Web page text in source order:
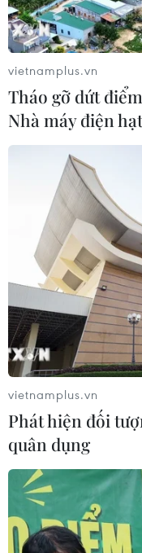
7 thủ thuật
cho khuôn mặt
06/09/2017 07:42
Bằng cách kết hợp
tóc và phối hợp phụ
cân đối, hài hòa
vietnamplus.vn
Tháo gỡ dứt
Nhà máy điện
vietnamplus.vn
Phát hiện đối
quân dụng